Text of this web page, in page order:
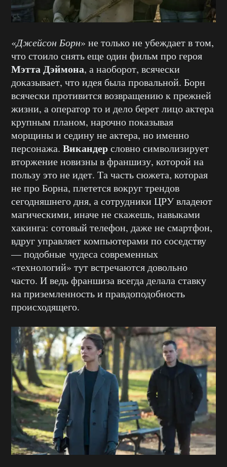
«Джейсон Борн» не только не убеждает в том,
что стоило снять еще один фильм про героя
Мэтта Дэймона, а наоборот, всячески
доказывает, что идея была провальной. Борн
всячески противится возвращению к прежней
жизни, а оператор то и дело берет лицо актера
крупным планом, нарочно показывая
морщины и седину не актера, но именно
персонажа. Викандерсловно символизирует
вторжение новизны в франшизу, которой на
пользу это не идет. Та часть сюжета, которая
не про Борна, плетется вокруг трендов
сегодняшнего дня, а сотрудники ЦРУ владеют
магическими, иначе не скажешь, навыками
хакинга: сотовый телефон, даже не смартфон,
вдруг управляет компьютерами по соседству
— подобные чудеса современных
«технологий» тут встречаются довольно
часто. И ведь франшиза всегда делала ставку
на приземленность и правдоподобность
происходящего.